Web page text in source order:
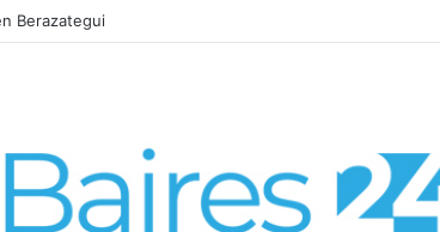
asistente virtual para consultar infracciones en segundos